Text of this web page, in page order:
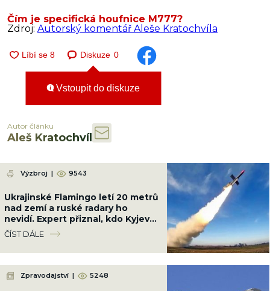
Čím je specifická houfnice M777?
Zdroj: Autorský komentář Aleše Kratochvíla
Diskuze 0
Vstoupit do diskuze
Autor článku
Aleš Kratochvíl
Výzbroj | 9543
Ukrajinské Flamingo letí 20 metrů
nad zemí a ruské radary ho
nevidí. Expert přiznal, kdo Kyjevu
pomáhá s naváděním
ČÍST DÁLE
Zpravodajství | 5248